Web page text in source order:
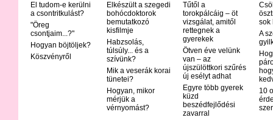
El tudom-e kerülni
a csontritkulást?
"Öreg
csontjaim...?"
Hogyan böjtöljek?
Köszvényről
Elkészült a szegedi
bohócdoktorok
bemutatkozó
kisfilmje
Habzsolás,
túlsúly... és a
szívünk?
Mik a veserák korai
tünetei?
Hogyan, mikor
mérjük a
vérnyomást?
Tűtől a
torokpálcáig – öt
vizsgálat, amitől
rettegnek a
gyerekek
Ötven éve velünk
van – az
újszülöttkori szűrés
új esélyt adhat
Egyre több gyerek
küzd
beszédfejlődési
zavarral
sok
A
10